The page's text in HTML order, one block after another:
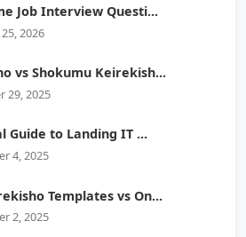
Job Interview Questi...
2026
vs Shokumu Keirekish...
29, 2025
Guide to Landing IT ...
4, 2025
Templates vs On...
2, 2025